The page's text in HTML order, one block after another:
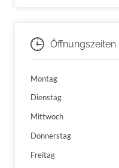
Öffnungszeiten
Montag
Dienstag
Mittwoch
Donnerstag
Freitag